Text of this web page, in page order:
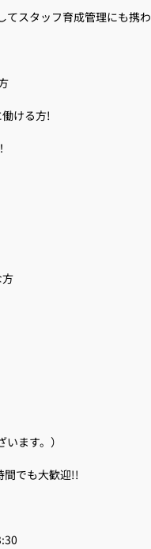
てスタッフ育成管理にも携わ
ける方!
ます。）
でも大歓迎!!